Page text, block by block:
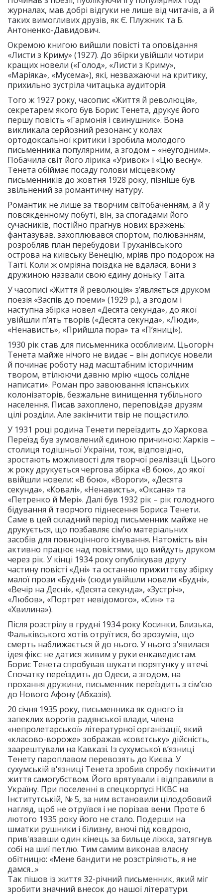
журналах, мав добрі відгуки не лише від читачів, а й
таких вимогливих друзів, як Є. Плужник та Б.
Антоненко-Давидович.
Окремою книгою вийшли повісті та оповідання
«Листи з Криму» (1927). До збірки увійшли чотири
кращих новели («Голод», «Листи з Криму»,
«Маріяка», «Мусема»), які, незважаючи на критику,
прихильно зустріла читацька аудиторія.
Того ж 1927 року, часопис «Життя й революція»,
секретарем якого був Борис Тенета, друкує його
першу повість «Гармонія і свинушник». Вона
викликала серйозний резонанс у колах
ортодоксальної критики і зробила молодого
письменника популярним, а згодом – «неугодним».
Побачила світ його лірика «Уривок» і «Цю весну».
Тенета обіймає посаду голови місцевкому
письменників до жовтня 1928 року, пізніше був
звільнений за романтичну натуру.
Романтик не лише за творчим світобаченням, а й у
повсякденному побуті, він, за спогадами його
сучасників, постійно прагнув нових вражень:
фантазував. захоплювався спортом, полюванням,
розробляв план перебудови Труханівського
острова на київську Венецію, мріяв про подорож на
Таїті. Коли ж омріяна поїздка не вдалася, вони з
дружиною назвали свою єдину доньку Таїта.
У часописі «Життя й революція» з’являється друком
поезія «Заспів до поеми» (1929 р.), а згодом і
наступна збірка новел «Десята секунда», до якої
увійшли п’ять творів («Десята секунда», «Люди»,
«Ненависть», «Прийшла пора» та «П’яниці»).
1930 рік став для письменника особливим. Цьогоріч
Тенета майже нічого не видає – він дописує новели
й починає роботу над масштабним історичним
твором, втілюючи давню мрію «щось солідне
написати». Роман про завоювання іспанських
колонізаторів, безжальне винищення тубільного
населення. Писав захоплено, переповідав друзям
цілі розділи. Але закінчити твір не пощастило.
У 1931 році родина Тенети переїздить до Харкова.
Переїзд був зумовлений єдиною причиною: Харків –
столиця тодішньої України, тож, відповідно,
зростають можливості для творчої реалізації. Цього
ж року друкується чергова збірка «В бою», до якої
ввійшли новели: «В бою», «Вороги», «Десята
секунда», «Ковалі», «Ненависть», «Оксана» та
«Петренко й Мері». Далі був 1932 рік – рік голодного
бідування й творчого піднесення Бориса Тенети.
Саме в цей складний період письменник майже не
друкується, що позбавляє сім’ю матеріальних
засобів для повноцінного існування. Натомість він
активно працює над повістями, що вийдуть друком
через рік. У кінці 1934 року опублікував другу
частину повісті «Дні» та останню прижиттєву збірку
малої прози «Будні» (сюди увійшли новели «Будні»,
«Вечір на Десні», «Десята секунда», «Зустріч»,
«Любов», «Портрет невідомого», «Син» та
«Хвилина»).
Після розстрілу в грудні 1934 року Косинки, Близька,
Фальківського хотів отруїтися, бо зрозумів, що
смерть наближається й до нього. У нього з'явилася
ідея фікс: не датися живим у руки енкаведистам.
Борис Тенета спробував шукати порятунку у втечі.
Спочатку переїздить до Одеси, а згодом, на
прохання дружини, письменник переїздить з сім’єю
до Нового Афону (Абхазія).
20 січня 1935 року, письменника як одного із
запеклих ворогів радянської влади, члена
«непролетарської» літературної організації, який
«класово-вороже» зображав «совєтську» дійсність,
заарештували на Кавказі. Із сухумської в’язниці
Тенету пароплавом перевозять до Києва. У
сухумській в'язниці Тенета зробив спробу покінчити
життя самогубством. Його врятували і відправили в
Україну. При поселенні в спецкорпусі НКВС на
Інститутській, № 5, за ним встановили цілодобовий
нагляд, щоб не отруївся і не порізав вени. Проте 6
лютого 1935 року його не стало. Подерши на
шматки рушники і білизну, вночі під ковдрою,
прив'язавши один кінець за бильце ліжка, затягнув
собі на шиї петлю. Тим самим виконав власну
обітницю: «Мене бандити не розстріляють, я не
дамся...»
Так пішов із життя 32-річний письменник, який міг
зробити значний внесок до нашої літератури.